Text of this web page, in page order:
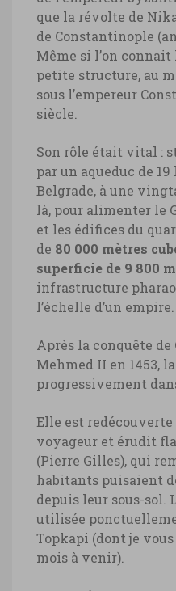
Turquie, Citerne
Marie-Ange Ostré
que la révolte de
de Constantinople
Même si l’on connait
petite structure, au
sous l’empereur
siècle.
Son rôle était vital :
par un aqueduc de
Belgrade, à une
là, pour alimenter le
et les édifices du
de 80 000 mètres
superficie de 9 800 m
infrastructure
l’échelle d’un empire.
Après la conquête
Mehmed II en 1453,
progressivement
Elle est redécouverte
voyageur et érudit
(Pierre Gilles), qui
habitants puisaient
depuis leur sous-sol.
utilisée
Topkapi (dont je
mois à venir).